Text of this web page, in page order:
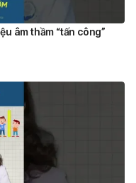
âm thầm “tấn công”